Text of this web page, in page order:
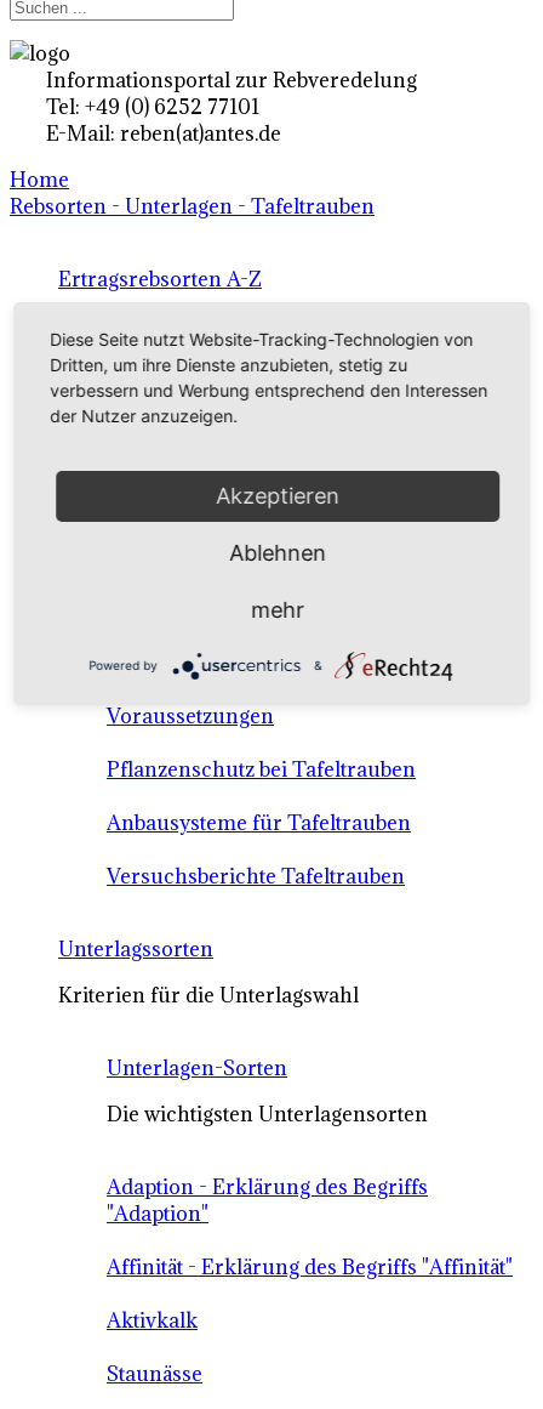
Informationsportal zur Rebveredelung
Tel: +49 (0) 6252 77101
E-Mail: reben(at)antes.de
Home
Rebsorten - Unterlagen - Tafeltrauben
Ertragsrebsorten A-Z
Rebsorten international
Tafeltraubensorten
Anbausysteme & Recht
Voraussetzungen
Pflanzenschutz bei Tafeltrauben
Anbausysteme für Tafeltrauben
Versuchsberichte Tafeltrauben
Unterlagssorten
Kriterien für die Unterlagswahl
Unterlagen-Sorten
Die wichtigsten Unterlagensorten
Adaption - Erklärung des Begriffs
"Adaption"
Affinität - Erklärung des Begriffs "Affinität"
Aktivkalk
Staunässe
Diese Seite nutzt Website-Tracking-Technologien von
Dritten, um ihre Dienste anzubieten, stetig zu
verbessern und Werbung entsprechend den Interessen
der Nutzer anzuzeigen.
Akzeptieren
Ablehnen
mehr
Powered by &